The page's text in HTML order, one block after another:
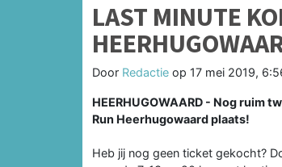
LAST MINUTE
Door Redactie op 17 mei 2019,
HEERHUGOWAARD - Nog ruim
Run Heerhugowaard plaats!
Heb jij nog geen ticket gekocht?